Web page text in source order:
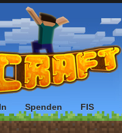
Spenden FIS